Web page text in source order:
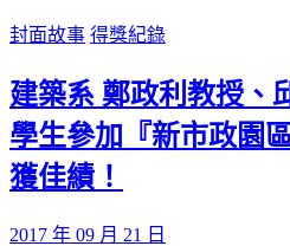
封面故事 得獎紀錄
建築系 鄭政利教授、
學生參加『新市政園
獲佳績！
2017 年 09 月 21 日